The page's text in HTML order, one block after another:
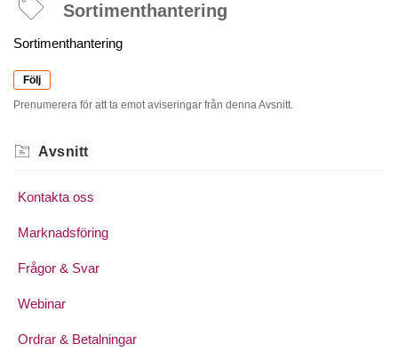
Sortimenthantering
Sortimenthantering
Följ
Prenumerera för att ta emot aviseringar från denna Avsnitt.
Avsnitt
Kontakta oss
Marknadsföring
Frågor & Svar
Webinar
Ordrar & Betalningar